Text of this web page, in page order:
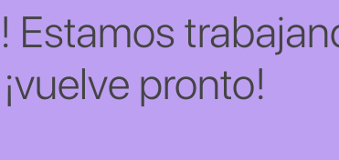
Estamos
¡vuelve pronto!